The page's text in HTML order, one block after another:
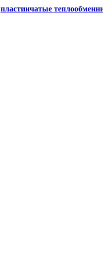
пластинчатые